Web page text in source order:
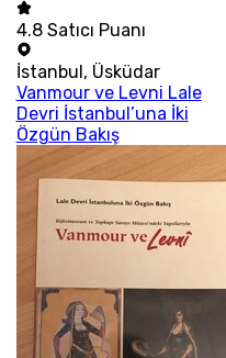
4.8 Satıcı Puanı
İstanbul, Üsküdar
Vanmour ve Levni Lale
Devri İstanbul’una İki
Özgün Bakış